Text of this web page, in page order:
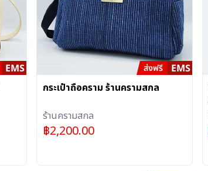
กระเป๋าถือคราม ร้านครามสกล
ร้านครามสกล
฿2,200.00